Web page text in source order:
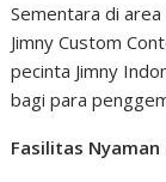
Sementara di
Jimny Custom
pecinta Jimny
bagi para
Fasilitas